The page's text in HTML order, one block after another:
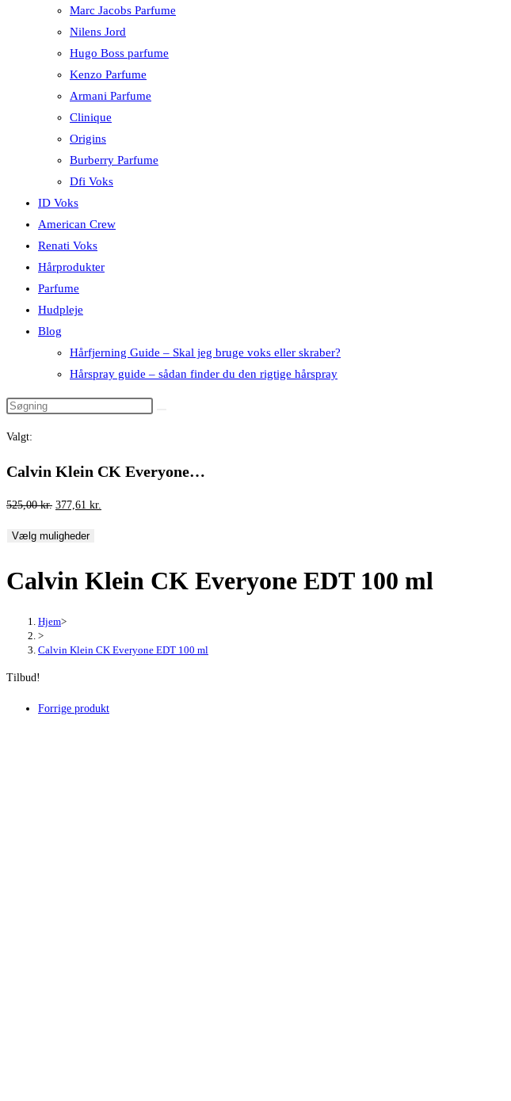
Marc Jacobs Parfume
Nilens Jord
Hugo Boss parfume
Kenzo Parfume
Armani Parfume
Clinique
Origins
Burberry Parfume
Dfi Voks
ID Voks
American Crew
Renati Voks
Hårprodukter
Parfume
Hudpleje
Blog
Hårfjerning Guide – Skal jeg bruge voks eller skraber?
Hårspray guide – sådan finder du den rigtige hårspray
Valgt:
Calvin Klein CK Everyone…
525,00kr. Den
pris
525,00 kr..
377,61 kr.
377,61 kr..
Vælg muligheder
Calvin Klein CK Everyone EDT 100 ml
Hjem>
>
Calvin Klein CK Everyone EDT 100 ml
Tilbud!
Forrige produkt